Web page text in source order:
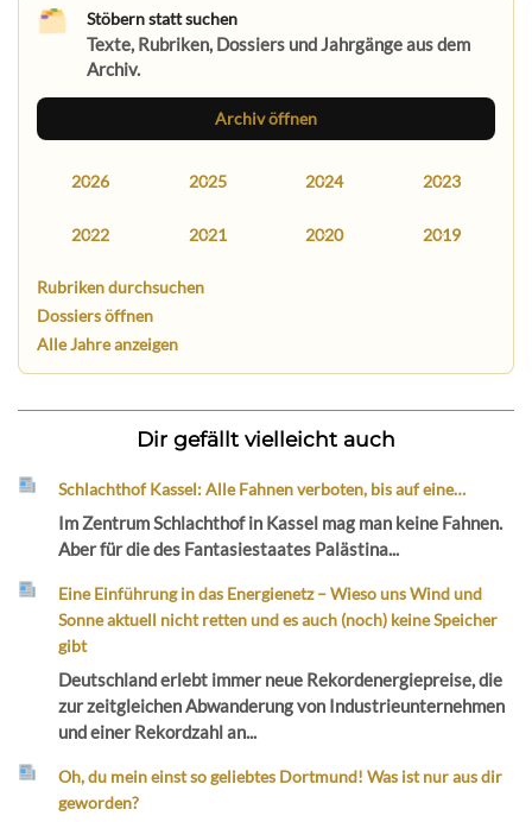
Stöbern statt suchen
Texte, Rubriken, Dossiers und Jahrgänge aus dem
Archiv.
Archiv öffnen
2026 2025 2024 2023
2022 2021 2020 2019
Rubriken durchsuchen
Dossiers öffnen
Alle Jahre anzeigen
Dir gefällt vielleicht auch
Schlachthof Kassel: Alle Fahnen verboten, bis auf eine…
Im Zentrum Schlachthof in Kassel mag man keine Fahnen.
Aber für die des Fantasiestaates Palästina...
Eine Einführung in das Energienetz – Wieso uns Wind und
Sonne aktuell nicht retten und es auch (noch) keine Speicher
gibt
Deutschland erlebt immer neue Rekordenergiepreise, die
zur zeitgleichen Abwanderung von Industrieunternehmen
und einer Rekordzahl an...
Oh, du mein einst so geliebtes Dortmund! Was ist nur aus dir
geworden?